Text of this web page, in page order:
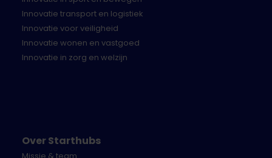
Sportmaterialen.
II) Ontwikkelbudget
Na het volgen van de CIRCO track dienen de
aan de minimale kwaliteits- en relevantie eisen
ontvangen een ontwikkelbudget van € 55.000,-.
Innovatie transport en logistiek
Innovatie voor veiligheid
Innovatie wonen en vastgoed
Innovatie in zorg en welzijn
Over Starthubs